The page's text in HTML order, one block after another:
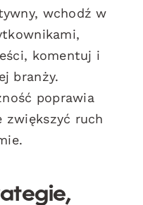
wchodź w
komentuj i
branży.
poprawia
zwiększyć ruch